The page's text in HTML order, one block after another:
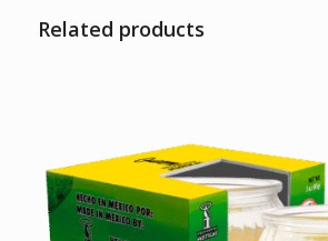
Related products